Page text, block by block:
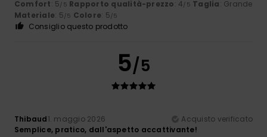
Comfort: 5/5 Rapporto qualità-prezzo: 4/5 Taglia: Grande
Materiale: 5/5 Colore: 5/5
Consiglio questo prodotto
5/5
Thibaud1. maggio 2026
Acquisto verificato
Semplice, pratico, dall'aspetto accattivante!